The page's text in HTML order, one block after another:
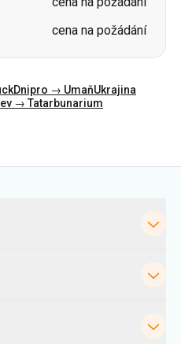
Dnipro → Umaň Ukrajina